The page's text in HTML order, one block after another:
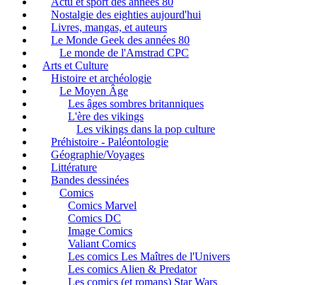
Nostalgie des eighties aujourd'hui
Livres, mangas, et auteurs
Le Monde Geek des années 80
Le monde de l'Amstrad CPC
Arts et Culture
Histoire et archéologie
Le Moyen Âge
Les âges sombres britanniques
L'ère des vikings
Les vikings dans la pop culture
Préhistoire - Paléontologie
Géographie/Voyages
Littérature
Bandes dessinées
Comics
Comics Marvel
Comics DC
Image Comics
Valiant Comics
Les comics Les Maîtres de l'Univers
Les comics Alien & Predator
Les comics (et romans) Star Wars